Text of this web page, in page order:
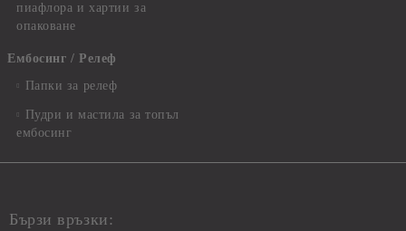
пиафлора и хартии за
опаковане
Ембосинг / Релеф
Папки за релеф
Пудри и мастила за топъл
ембосинг
Бързи връзки: